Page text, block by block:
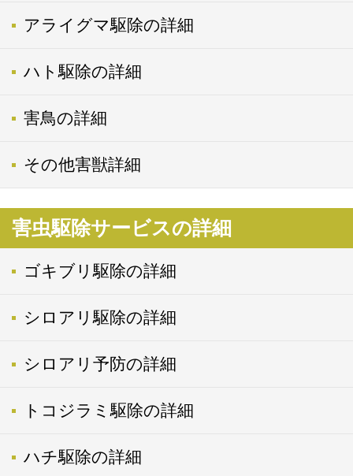
アライグマ駆除の詳細
ハト駆除の詳細
害鳥の詳細
その他害獣詳細
害虫駆除サービスの詳細
ゴキブリ駆除の詳細
シロアリ駆除の詳細
シロアリ予防の詳細
トコジラミ駆除の詳細
ハチ駆除の詳細